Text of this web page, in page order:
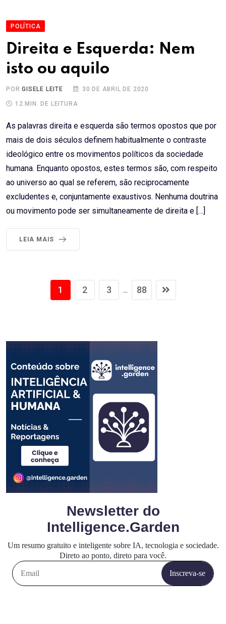
POLÍTICA
Direita e Esquerda: Nem
isto ou aquilo
PORGISELE LEITE 30 DE ABRIL DE 2020
12 MIN. DE LEITURA
As palavras direita e esquerda são termos opostos que por
mais de dois séculos definem habitualmente o contraste
ideológico entre os movimentos políticos da sociedade
humana. Enquanto opostos, estes termos são, com respeito
ao universo ao qual se referem, são reciprocamente
excludentes e, conjuntamente exaustivos. Nenhuma doutrina
ou movimento pode ser simultaneamente de direita e […]
LEIA MAIS
1 2 3 ... 88